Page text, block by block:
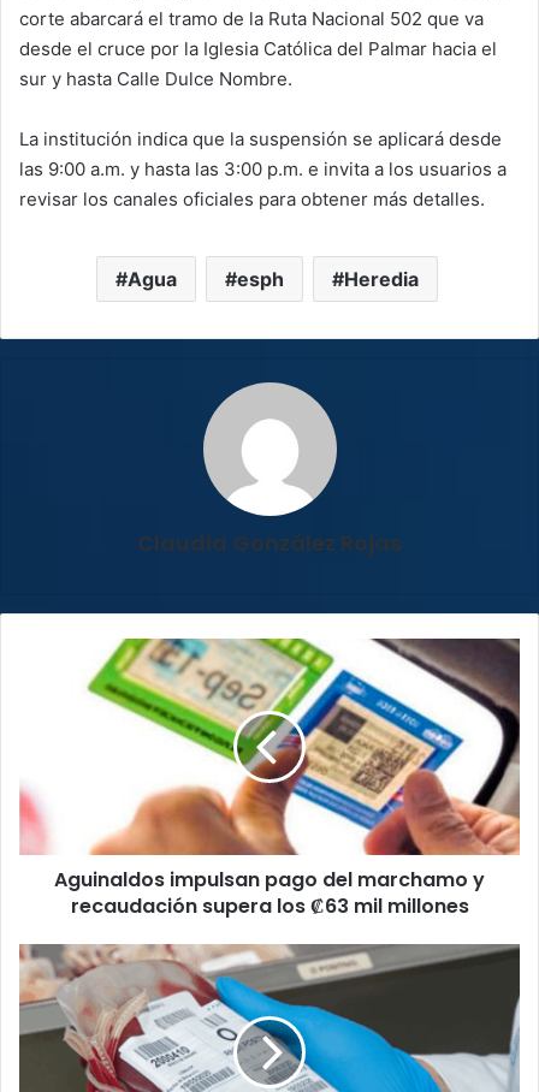
corte abarcará el tramo de la Ruta Nacional 502 que va
desde el cruce por la Iglesia Católica del Palmar hacia el
sur y hasta Calle Dulce Nombre.
La institución indica que la suspensión se aplicará desde
las 9:00 a.m. y hasta las 3:00 p.m. e invita a los usuarios a
revisar los canales oficiales para obtener más detalles.
Agua esph Heredia
Claudia González Rojas
recaudación
supera
los
Aguinaldos impulsan pago del marchamo y
recaudación supera los ₡63 mil millones
¡Urgente!
El
Hospital
San